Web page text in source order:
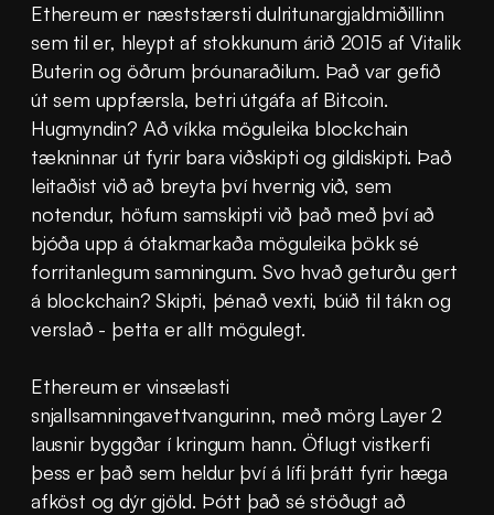
Ethereum er næststærsti dulritunargjaldmiðillinn
sem til er, hleypt af stokkunum árið 2015 af Vitalik
Buterin og öðrum þróunaraðilum. Það var gefið
út sem uppfærsla, betri útgáfa af Bitcoin.
Hugmyndin? Að víkka möguleika blockchain
tækninnar út fyrir bara viðskipti og gildiskipti. Það
leitaðist við að breyta því hvernig við, sem
notendur, höfum samskipti við það með því að
bjóða upp á ótakmarkaða möguleika þökk sé
forritanlegum samningum. Svo hvað geturðu gert
á blockchain? Skipti, þénað vexti, búið til tákn og
verslað - þetta er allt mögulegt.
Ethereum er vinsælasti
snjallsamningavettvangurinn, með mörg Layer 2
lausnir byggðar í kringum hann. Öflugt vistkerfi
þess er það sem heldur því á lífi þrátt fyrir hæga
afköst og dýr gjöld. Þótt það sé stöðugt að